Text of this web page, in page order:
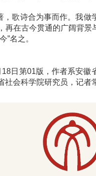
歌诗合为事而作。我做
再在古今贯通的广阔背
”名之。
第01版，作者系安徽
社会科学院研究员，记者